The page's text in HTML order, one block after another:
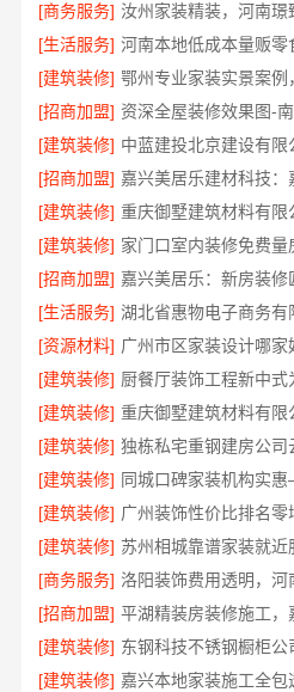
[商务服务]
[生活服务] 河南本地低成本量贩零
[建筑装修] 鄂州专业家装实景案例
[招商加盟]
[建筑装修]
[招商加盟]
[建筑装修]
[建筑装修]
[招商加盟] 嘉兴美居乐：新房装修
[生活服务]
[资源材料] 广州市区家装设计哪家
[建筑装修]
[建筑装修]
[建筑装修] 独栋私宅重钢建房公司
[建筑装修] 同城口碑家装机构实
[建筑装修]
[建筑装修]
[商务服务]
[招商加盟] 平湖精装房装修施工，
[建筑装修] 东钢科技不锈钢橱柜公
[建筑装修] 嘉兴本地家装施工全